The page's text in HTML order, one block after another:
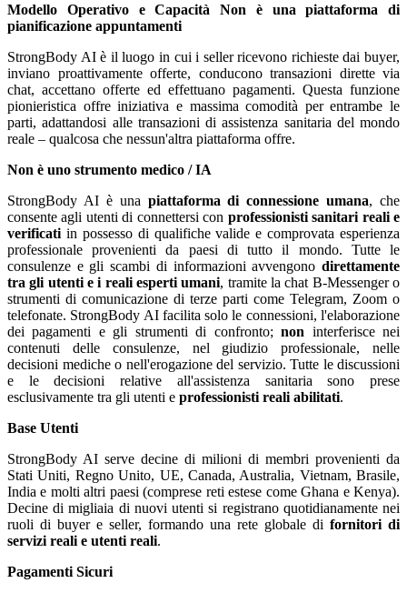
Modello Operativo e Capacità
Non è una piattaforma di
pianificazione appuntamenti
StrongBody AI è il luogo in cui i seller ricevono richieste dai buyer,
inviano proattivamente offerte, conducono transazioni dirette via
chat, accettano offerte ed effettuano pagamenti. Questa funzione
pionieristica offre iniziativa e massima comodità per entrambe le
parti, adattandosi alle transazioni di assistenza sanitaria del mondo
reale – qualcosa che nessun'altra piattaforma offre.
Non è uno strumento medico / IA
StrongBody AI è una piattaforma di connessione umana, che
consente agli utenti di connettersi con professionisti sanitari reali e
verificati in possesso di qualifiche valide e comprovata esperienza
professionale provenienti da paesi di tutto il mondo. Tutte le
consulenze e gli scambi di informazioni avvengono direttamente
tra gli utenti e i reali esperti umani, tramite la chat B-Messenger o
strumenti di comunicazione di terze parti come Telegram, Zoom o
telefonate. StrongBody AI facilita solo le connessioni, l'elaborazione
dei pagamenti e gli strumenti di confronto;non interferisce nei
contenuti delle consulenze, nel giudizio professionale, nelle
decisioni mediche o nell'erogazione del servizio. Tutte le discussioni
e le decisioni relative all'assistenza sanitaria sono prese
esclusivamente tra gli utenti e professionisti reali abilitati.
Base Utenti
StrongBody AI serve decine di milioni di membri provenienti da
Stati Uniti, Regno Unito, UE, Canada, Australia, Vietnam, Brasile,
India e molti altri paesi (comprese reti estese come Ghana e Kenya).
Decine di migliaia di nuovi utenti si registrano quotidianamente nei
ruoli di buyer e seller, formando una rete globale di fornitori di
servizi reali e utenti reali.
Pagamenti Sicuri